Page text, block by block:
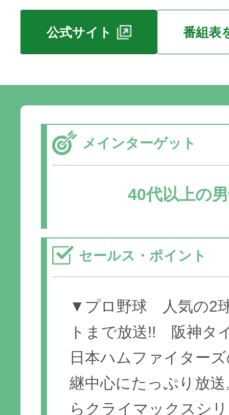
公式サイト 番組表
メインターゲット
40代以上の
セールス・ポイント
▼プロ野球 人気の2
トまで放送!! 阪神タ
日本ハムファイター
継中心にたっぷり放
らクライマックスシ